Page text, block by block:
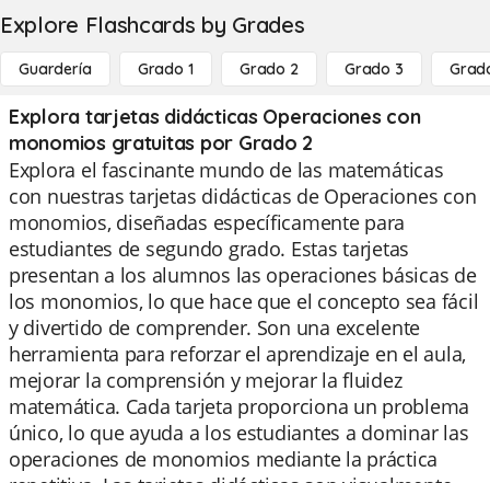
Explore Flashcards by Grades
Guardería Grado 1 Grado 2 Grado 3
Explora tarjetas didácticas Operaciones con
monomios gratuitas por Grado 2
Explora el fascinante mundo de las matemáticas
con nuestras tarjetas didácticas de Operaciones con
monomios, diseñadas específicamente para
estudiantes de segundo grado. Estas tarjetas
presentan a los alumnos las operaciones básicas de
los monomios, lo que hace que el concepto sea fácil
y divertido de comprender. Son una excelente
herramienta para reforzar el aprendizaje en el aula,
mejorar la comprensión y mejorar la fluidez
matemática. Cada tarjeta proporciona un problema
único, lo que ayuda a los estudiantes a dominar las
operaciones de monomios mediante la práctica